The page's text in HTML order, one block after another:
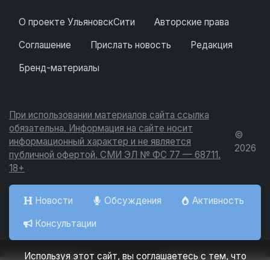
О проекте УльяновскСити
Авторские права
Соглашение
Прислать новость
Редакция
Бренд-материалы
При использовании материалов сайта ссылка
обязательна. Информация на сайте носит
информационный характер и не является
публичной офертой. СМИ ЭЛ № ФС 77 — 68711.
18+
©
2026
Новости Обсуждения
Активность
Консультации
Используя этот сайт, вы соглашаетесь с тем, что